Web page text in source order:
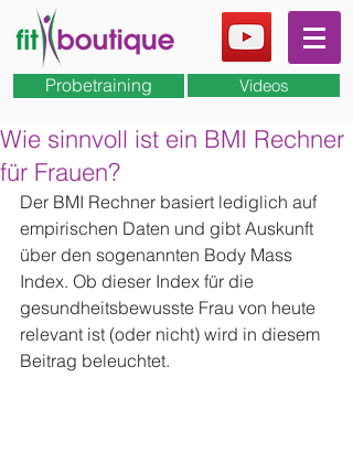
Probetraining Videos
Wie sinnvoll ist ein BMI Rechner
für Frauen?
Der BMI Rechner basiert lediglich auf
empirischen Daten und gibt Auskunft
über den sogenannten Body Mass
Index. Ob dieser Index für die
gesundheitsbewusste Frau von heute
relevant ist (oder nicht) wird in diesem
Beitrag beleuchtet.